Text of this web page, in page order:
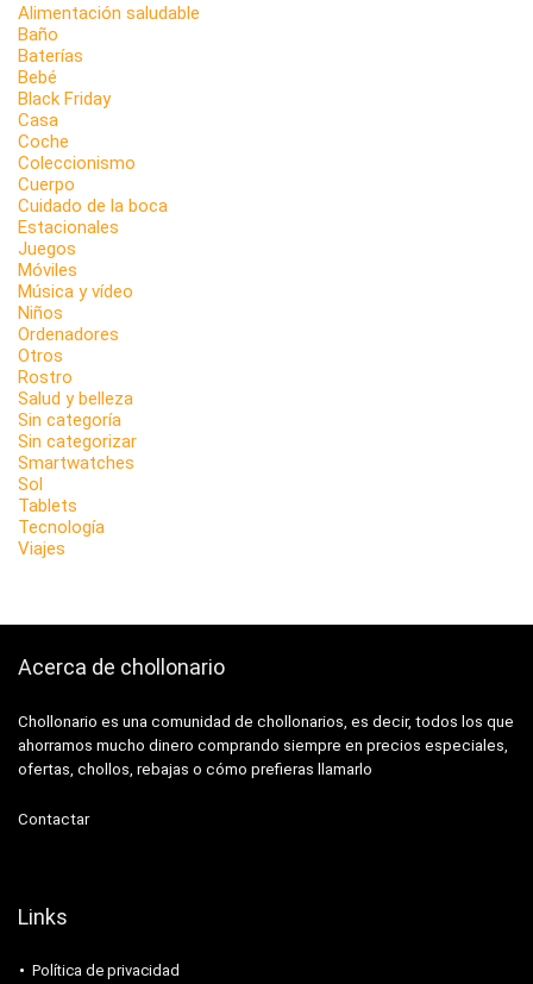
Alimentación saludable
Baño
Baterías
Bebé
Black Friday
Casa
Coche
Coleccionismo
Cuerpo
Cuidado de la boca
Estacionales
Juegos
Móviles
Música y vídeo
Niños
Ordenadores
Otros
Rostro
Salud y belleza
Sin categoría
Sin categorizar
Smartwatches
Sol
Tablets
Tecnología
Viajes
Acerca de chollonario
Chollonario es una comunidad de chollonarios, es decir, todos los que
ahorramos mucho dinero comprando siempre en precios especiales,
ofertas, chollos, rebajas o cómo prefieras llamarlo
Contactar
Links
Política de privacidad